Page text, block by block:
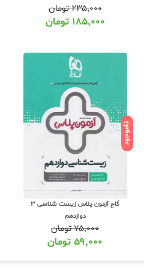
۲۳۵,۰۰۰تومان
۱۸۵,۰۰۰ تومان
ناموجود
گاج آزمون پلاس زیست شناسی 3
دوازدهم
۷۵,۰۰۰تومان
۵۹,۰۰۰تومان